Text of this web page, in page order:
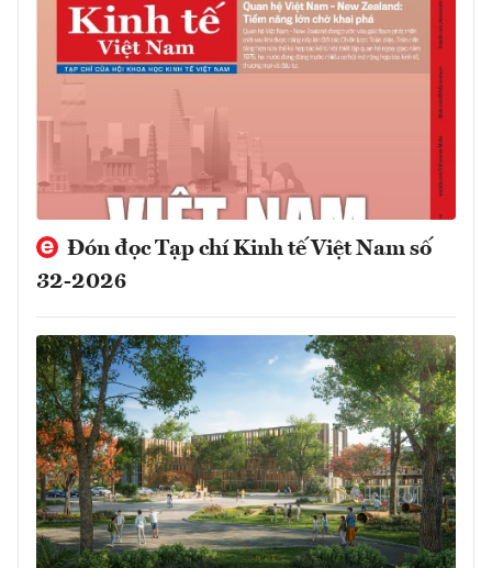
Đón đọc Tạp chí Kinh tế Việt Nam số
32-2026